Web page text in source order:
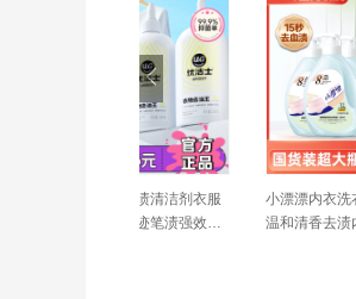
藤席坐垫夏季办公室凉席客厅
椅子餐椅垫凳子坐垫加厚夏天